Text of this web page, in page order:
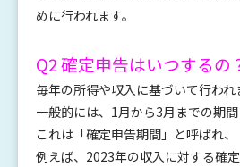
めに行われます。
Q2 確定申告はいつするの
毎年の所得や収入に基づいて行われ
一般的には、1月から3月までの期間
これは「確定申告期間」と呼ばれ、
例えば、2023年の収入に対する確